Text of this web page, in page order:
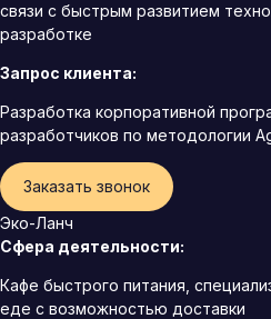
связи с быстрым развитием
разработке
Запрос клиента:
Разработка корпоративной
разработчиков по методологии
Заказать звонок
Эко-Ланч
Сфера деятельности:
Кафе быстрого питания,
еде с возможностью доставки